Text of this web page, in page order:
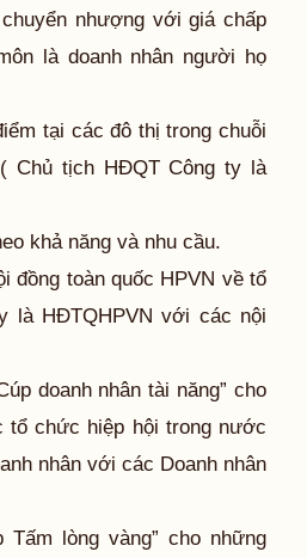
nhượng với giá chấp
là doanh nhân người họ
tại các đô thị trong chuỗi
Chủ tịch HĐQT Công ty là
khả năng và nhu cầu.
đồng toàn quốc HPVN về tổ
là HĐTQHPVN với các nội
doanh nhân tài năng” cho
tổ chức hiệp hội trong nước
nhân với các Doanh nhân
Tấm lòng vàng” cho những